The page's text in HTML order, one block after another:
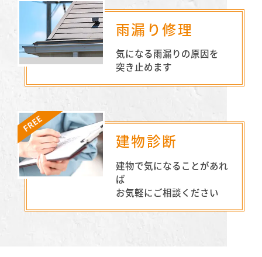
雨漏り修理
気になる雨漏りの原因を
突き止めます
建物診断
建物で気になることがあれ
ば
お気軽にご相談ください